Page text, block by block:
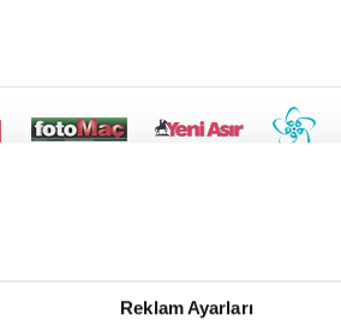
Reklam Ayarları